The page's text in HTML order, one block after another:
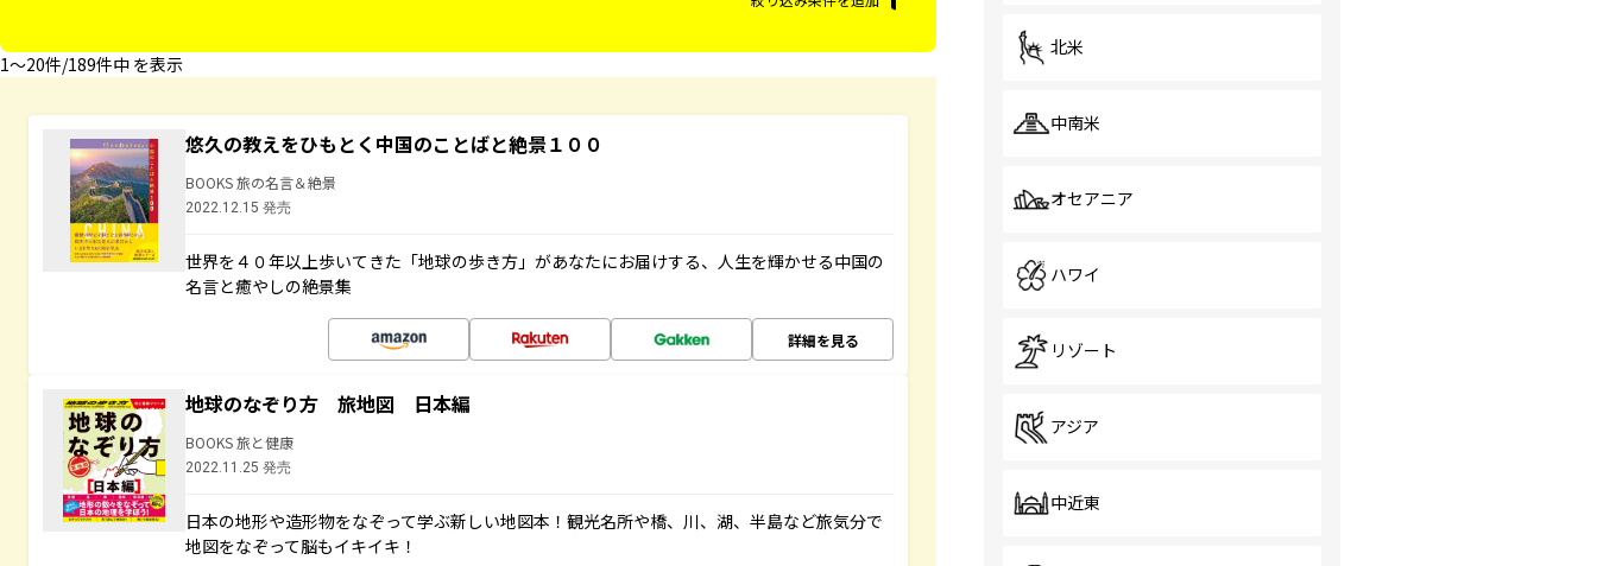
1〜20件/189件中 を表示
悠久の教えをひもとく中国のことばと絶景１００
BOOKS 旅の名言＆絶景
2022.12.15 発売
世界を４０年以上歩いてきた「地球の歩き方」があなたにお届けする、人生を輝かせる中国の
名言と癒やしの絶景集
詳細を見る
地球のなぞり方 旅地図 日本編
BOOKS 旅と健康
2022.11.25 発売
日本の地形や造形物をなぞって学ぶ新しい地図本！観光名所や橋、川、湖、半島など旅気分で
地図をなぞって脳もイキイキ！
北米
中南米
オセアニア
ハワイ
リゾート
アジア
中近東